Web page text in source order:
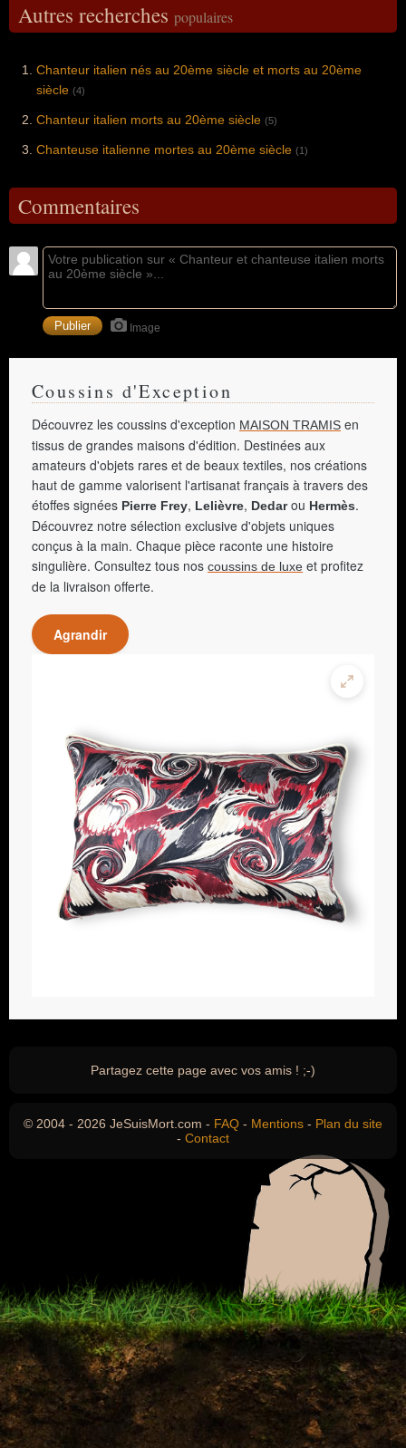
Autres recherches populaires
Chanteur italien nés au 20ème siècle et morts au 20ème
siècle (4)
Chanteur italien morts au 20ème siècle (5)
Chanteuse italienne mortes au 20ème siècle (1)
Commentaires
Image
Coussins d'Exception
Découvrez les coussins d'exception MAISON TRAMIS en
tissus de grandes maisons d'édition. Destinées aux
amateurs d'objets rares et de beaux textiles, nos créations
haut de gamme valorisent l'artisanat français à travers des
étoffes signées Pierre Frey, Lelièvre, Dedarou Hermès.
Découvrez notre sélection exclusive d'objets uniques
conçus à la main. Chaque pièce raconte une histoire
singulière. Consultez tous nos coussins de luxe et profitez
de la livraison offerte.
Agrandir
Partagez cette page avec vos amis ! ;-)
© 2004 - 2026 JeSuisMort.com - FAQ - Mentions - Plan du site
- Contact